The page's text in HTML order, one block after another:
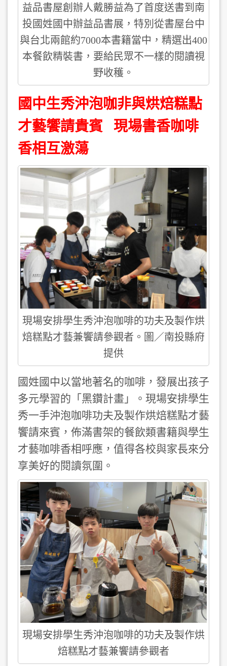
益品書屋創辦人戴勝益為了首度送書到南
投國姓國中辦益品書展，特別從書屋台中
與台北兩館約7000本書籍當中，精選出400
本餐飲精裝書，要給民眾不一樣的閱讀視
野收穫。
國中生秀沖泡咖非與烘焙糕點
才藝饗請貴賓 現場書香咖啡
香相互激蕩
現場安排學生秀沖泡咖啡的功夫及製作烘
焙糕點才藝兼饗請參觀者。圖／南投縣府
提供
國姓國中以當地著名的咖啡，發展出孩子
多元學習的「黑鑽計畫」。現場安排學生
秀一手沖泡咖啡功夫及製作烘焙糕點才藝
饗請來賓，佈滿書架的餐飲類書籍與學生
才藝咖啡香相呼應，值得各校與家長來分
享美好的閱讀氛圍。
現場安排學生秀沖泡咖啡的功夫及製作烘
焙糕點才藝兼饗請參觀者